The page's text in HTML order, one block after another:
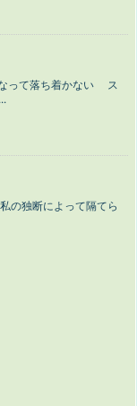
って落ち着かない ス
独断によって隔てら